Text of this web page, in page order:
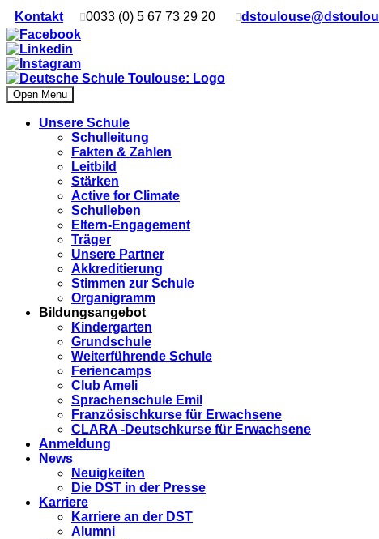
Kontakt 0033 (0) 5 67 73 29 20
Open Menu
Unsere Schule
Schulleitung
Fakten & Zahlen
Leitbild
Stärken
Active for Climate
Schulleben
Eltern-Engagement
Träger
Unsere Partner
Akkre­di­tier­ung
Stimmen zur Schule
Organigramm
Bildungsangebot
Kindergarten
Grundschule
Weiterführende Schule
Feriencamps
Club Ameli
Sprachenschule Emil
Französischkurse für Erwachsene
CLARA -Deutschkurse für Erwachsene
Anmeldung
News
Neuigkeiten
Die DST in der Presse
Karriere
Karriere an der DST
Alumni